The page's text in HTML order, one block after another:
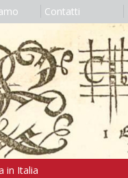
Contatti
in Italia